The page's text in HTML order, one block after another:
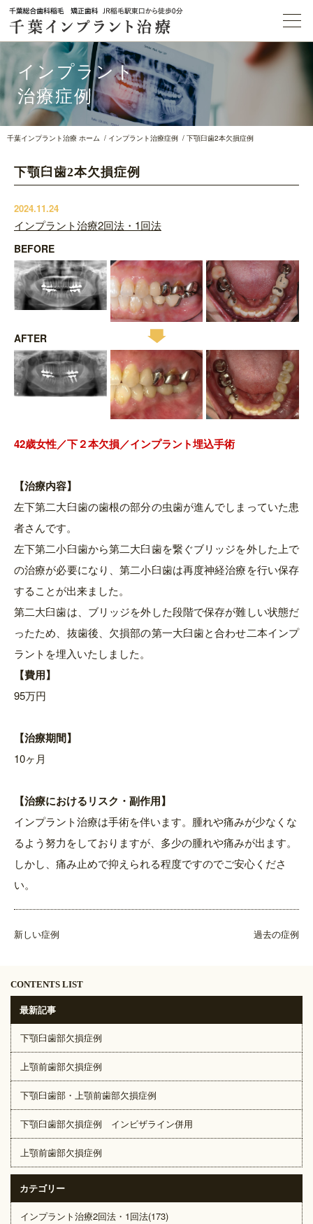
インプラント
治療症例
千葉インプラント治療 ホーム インプラント治療症例 下顎臼歯2本欠損症例
下顎臼歯2本欠損症例
2024.11.24
インプラント治療2回法・1回法
BEFORE
AFTER
42歳女性／下２本欠損／インプラント埋込手術
【治療内容】
左下第二大臼歯の歯根の部分の虫歯が進んでしまっていた患
者さんです。
左下第二小臼歯から第二大臼歯を繋ぐブリッジを外した上で
の治療が必要になり、第二小臼歯は再度神経治療を行い保存
することが出来ました。
第二大臼歯は、ブリッジを外した段階で保存が難しい状態だ
ったため、抜歯後、欠損部の第一大臼歯と合わせ二本インプ
ラントを埋入いたしました。
【費用】
95万円
【治療期間】
10ヶ月
【治療におけるリスク・副作用】
インプラント治療は手術を伴います。腫れや痛みが少なくな
るよう努力をしておりますが、多少の腫れや痛みが出ます。
しかし、痛み止めで抑えられる程度ですのでご安心くださ
い。
新しい症例 過去の症例
CONTENTS LIST
最新記事
下顎臼歯部欠損症例
上顎前歯部欠損症例
下顎臼歯部・上顎前歯部欠損症例
下顎臼歯部欠損症例 インビザライン併用
上顎前歯部欠損症例
カテゴリー
インプラント治療2回法・1回法(173)